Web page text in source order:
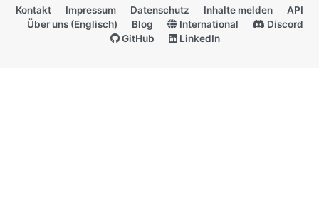
Kontakt Impressum Datenschutz Inhalte melden
API
Über uns (Englisch)
Blog International
Discord
GitHub
LinkedIn